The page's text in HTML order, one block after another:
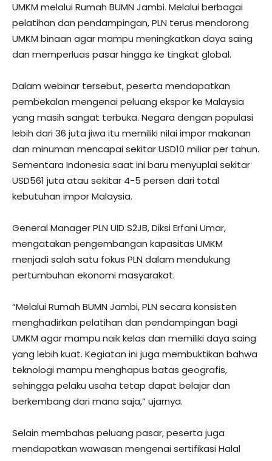
UMKM melalui Rumah BUMN Jambi. Melalui berbagai
pelatihan dan pendampingan, PLN terus mendorong
UMKM binaan agar mampu meningkatkan daya saing
dan memperluas pasar hingga ke tingkat global.
Dalam webinar tersebut, peserta mendapatkan
pembekalan mengenai peluang ekspor ke Malaysia
yang masih sangat terbuka. Negara dengan populasi
lebih dari 36 juta jiwa itu memiliki nilai impor makanan
dan minuman mencapai sekitar USD10 miliar per tahun.
Sementara Indonesia saat ini baru menyuplai sekitar
USD561 juta atau sekitar 4-5 persen dari total
kebutuhan impor Malaysia.
General Manager PLN UID S2JB, Diksi Erfani Umar,
mengatakan pengembangan kapasitas UMKM
menjadi salah satu fokus PLN dalam mendukung
pertumbuhan ekonomi masyarakat.
“Melalui Rumah BUMN Jambi, PLN secara konsisten
menghadirkan pelatihan dan pendampingan bagi
UMKM agar mampu naik kelas dan memiliki daya saing
yang lebih kuat. Kegiatan ini juga membuktikan bahwa
teknologi mampu menghapus batas geografis,
sehingga pelaku usaha tetap dapat belajar dan
berkembang dari mana saja,” ujarnya.
Selain membahas peluang pasar, peserta juga
mendapatkan wawasan mengenai sertifikasi Halal